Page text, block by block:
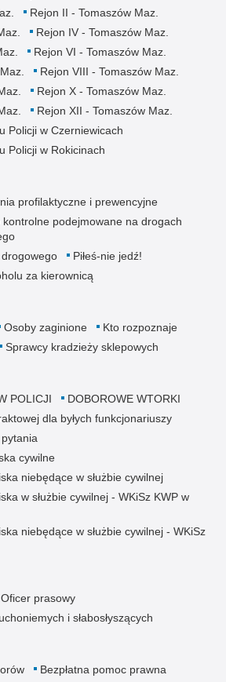
Rejon II - Tomaszów Maz.
Rejon IV - Tomaszów Maz.
Rejon VI - Tomaszów Maz.
Rejon VIII - Tomaszów Maz.
Rejon X - Tomaszów Maz.
Rejon XII - Tomaszów Maz.
Policji w Czerniewicach
Policji w Rokicinach
profilaktyczne i prewencyjne
kontrolne podejmowane na drogach
Piłeś-nie jedź!
za kierownicą
Osoby zaginione
Kto rozpoznaje
Sprawcy kradzieży sklepowych
POLICJI
DOBOROWE WTORKI
dla byłych funkcjonariuszy
cywilne
niebędące w służbie cywilnej
w służbie cywilnej - WKiSz KWP w
niebędące w służbie cywilnej - WKiSz
Oficer prasowy
i słabosłyszących
Bezpłatna pomoc prawna